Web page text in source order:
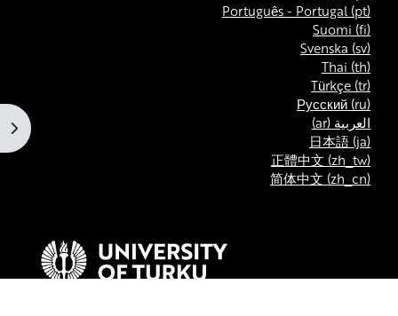
Português - Portugal ‎(pt)‎
Suomi ‎(fi)‎
Svenska ‎(sv)‎
Thai ‎(th)‎
Türkçe ‎(tr)‎
Русский ‎(ru)‎
العربية ‎(ar)‎
日本語 ‎(ja)‎
正體中文 ‎(zh_tw)‎
简体中文 ‎(zh_cn)‎